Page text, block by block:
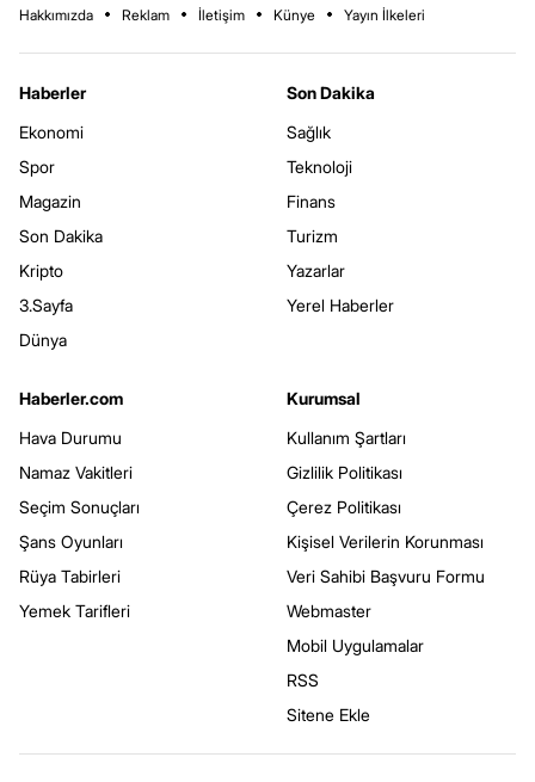
Hakkımızda Reklam İletişim Künye Yayın İlkeleri
Haberler
Ekonomi
Spor
Magazin
Son Dakika
Kripto
3.Sayfa
Dünya
Son Dakika
Sağlık
Teknoloji
Finans
Turizm
Yazarlar
Yerel Haberler
Haberler.com
Hava Durumu
Namaz Vakitleri
Seçim Sonuçları
Şans Oyunları
Rüya Tabirleri
Yemek Tarifleri
Kurumsal
Kullanım Şartları
Gizlilik Politikası
Çerez Politikası
Kişisel Verilerin Korunması
Veri Sahibi Başvuru Formu
Webmaster
Mobil Uygulamalar
RSS
Sitene Ekle